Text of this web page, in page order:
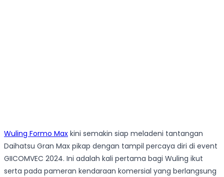
Wuling Formo Max kini semakin siap meladeni tantangan
Daihatsu Gran Max pikap dengan tampil percaya diri di event
GIICOMVEC 2024. Ini adalah kali pertama bagi Wuling ikut
serta pada pameran kendaraan komersial yang berlangsung